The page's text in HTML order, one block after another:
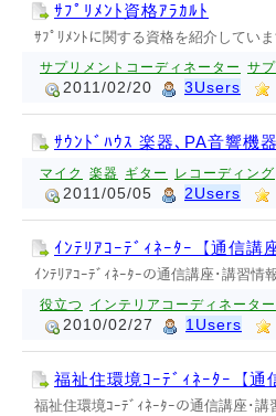
ｻﾌﾟﾘﾒﾝﾄ資格ｱﾗｶﾙﾄ
ｻﾌﾟﾘﾒﾝﾄに関する資格を紹介していま
サプリメントコーディネーター サ
2011/02/20 3Users
ｻｳﾝﾄﾞﾊｳｽ 楽器､PA音響機
マイク 楽器 ギター レコーディング
2011/05/05 2Users
ｲﾝﾃﾘｱｺｰﾃﾞｨﾈｰﾀｰ【通信講
ｲﾝﾃﾘｱｺｰﾃﾞｨﾈｰﾀｰの通信講座･講習情
役立つ インテリアコーディネーター
2010/02/27 1Users
福祉住環境ｺｰﾃﾞｨﾈｰﾀｰ【通
福祉住環境ｺｰﾃﾞｨﾈｰﾀｰの通信講座･講